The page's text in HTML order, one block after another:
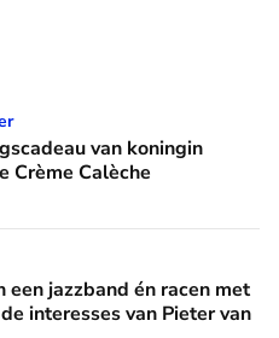
koningin Wilhelmina: de
van koningin
Crème Calèche
én racen met auto's: dit zijn
een jazzband én racen met
interesses van Pieter van